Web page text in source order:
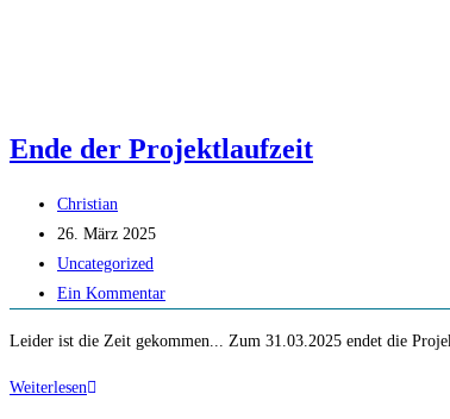
Ende der Projektlaufzeit
Beitrags-
Autor:
Christian
Beitrag
veröffentlicht:
26. März 2025
Beitrags-
Kategorie:
Uncategorized
Beitrags-
Ein Kommentar
Leider ist die Zeit gekommen... Zum 31.03.2025 endet die
WeiterlesenEnde